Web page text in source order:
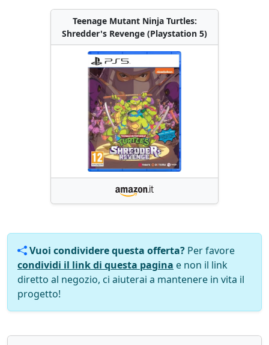
Teenage Mutant Ninja Turtles:
Shredder's Revenge (Playstation 5)
Vuoi condividere questa offerta? Per favore
condividi il link di questa pagina e non il link
diretto al negozio, ci aiuterai a mantenere in vita il
progetto!